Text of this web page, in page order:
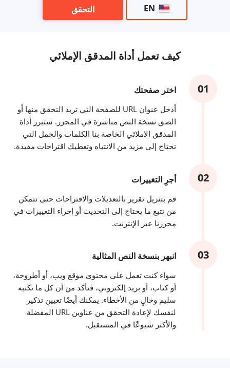
EN التحقق
كيف تعمل أداة المدقق الإملائي
اختر صفحتك
أدخل عنوان URL للصفحة التي تريد التحقق منها أو
الصق نسخة النص مباشرة في المحرر. ستبرز أداة
المدقق الإملائي الخاصة بنا الكلمات والجمل التي
تحتاج إلى مزيد من الانتباه وتعطيك اقتراحات مفيدة.
أجرِ التغييرات
قم بتنزيل تقرير بالتعديلات والاقتراحات حتى تتمكن
من تتبع ما يحتاج إلى التحديث أو إجراء التغييرات في
محررنا عبر الإنترنت.
انبهر بنسخة النص المثالية
سواء كنت تعمل على محتوى موقع ويب، أو أطروحة،
أو كتاب، أو بريد إلكتروني، فتأكد من أن كل ما تكتبه
سليم وخالٍ من الأخطاء. يمكنك أيضًا تعيين تذكير
لنفسك لإعادة التحقق من عناوين URL المفضلة
والأكثر شيوعًا في المستقبل.